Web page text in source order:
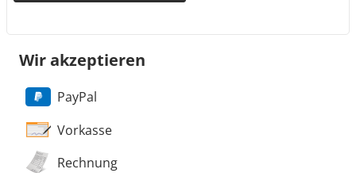
Wir akzeptieren
PayPal
Vorkasse
Rechnung